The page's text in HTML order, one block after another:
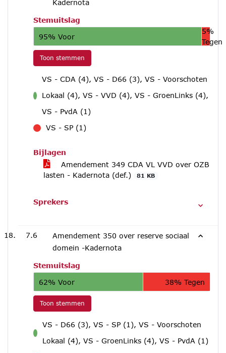
Kadernota
Stemuitslag
95% Voor
5%
Tegen
Toon stemmen
VS - CDA (4), VS - D66 (3), VS - Voorschoten
Lokaal (4), VS - VVD (4), VS - GroenLinks (4),
VS - PvdA (1)
VS - SP (1)
Bijlagen
Amendement 349 CDA VL VVD over OZB
lasten - Kadernota (def.)
81 KB
Sprekers
7.6
Amendement 350 over reserve sociaal
domein -Kadernota
Stemuitslag
62% Voor
38% Tegen
Toon stemmen
voor
VS - D66 (3), VS - SP (1), VS - Voorschoten
Lokaal (4), VS - GroenLinks (4), VS - PvdA (1)